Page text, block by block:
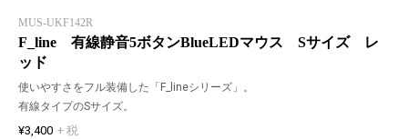
MUS-UKF142R
F_line 有線静音5ボタンBlueLEDマウス Sサイズ レ
ッド
使いやすさをフル装備した「F_lineシリーズ」。
有線タイプのSサイズ。
¥3,400 + 税